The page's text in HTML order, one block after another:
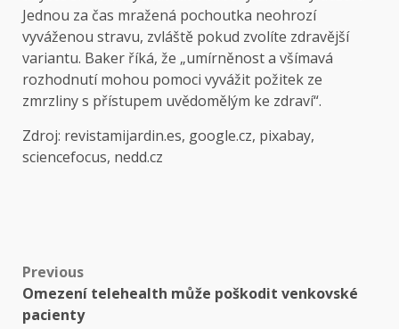
Jednou za čas mražená pochoutka neohrozí
vyváženou stravu, zvláště pokud zvolíte zdravější
variantu. Baker říká, že „umírněnost a všímavá
rozhodnutí mohou pomoci vyvážit požitek ze
zmrzliny s přístupem uvědomělým ke zdraví“.
Zdroj: revistamijardin.es, google.cz, pixabay,
sciencefocus, nedd.cz
Post
navigation
Previous
Omezení telehealth může poškodit venkovské
pacienty